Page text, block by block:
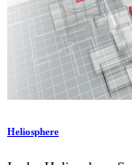
Heliosphere